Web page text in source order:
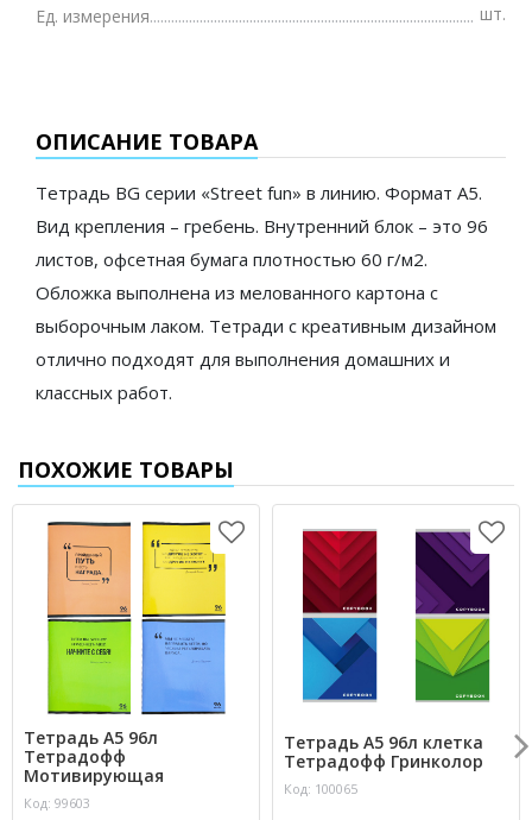
Ед. измерения
шт.
ОПИСАНИЕ ТОВАРА
Тетрадь BG серии «Street fun» в линию. Формат А5.
Вид крепления – гребень. Внутренний блок – это 96
листов, офсетная бумага плотностью 60 г/м2.
Обложка выполнена из мелованного картона с
выборочным лаком. Тетради с креативным дизайном
отлично подходят для выполнения домашних и
классных работ.
ПОХОЖИЕ ТОВАРЫ
Тетрадь А5 96л
Тетрадофф
Мотивирующая
Код: 99603
Тетрадь А5 96л клетка
Тетрадофф Гринколор
Код: 100065